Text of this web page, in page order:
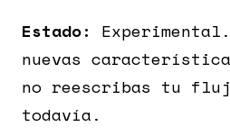
Estado:
nuevas
no reescribas tu
todavía.